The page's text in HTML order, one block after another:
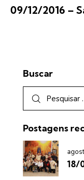
09/12/2016 –
Buscar
Postagens
18/